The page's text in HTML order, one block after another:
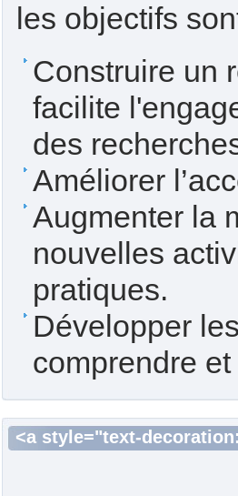
les objectifs
Construire un
facilite
des
Améliorer
Augmenter la
nouvelles
pratiques.
Développer
comprendre
<a style="text-